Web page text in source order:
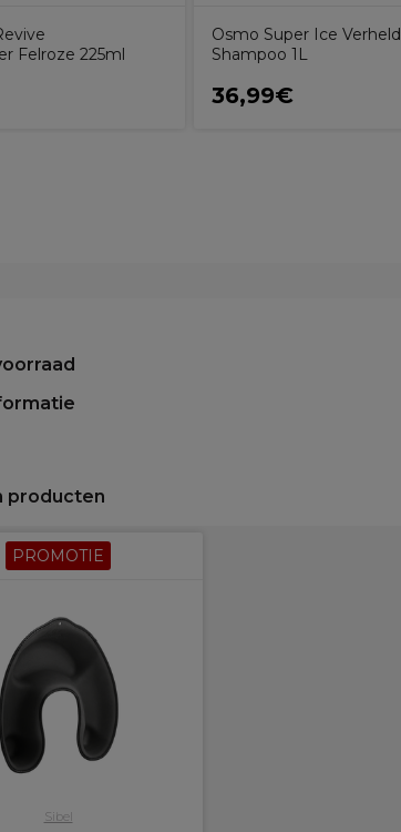
Felroze 225ml
Osmo Super Ice
Shampoo 1L
36,99€
producten
PROMOTIE
Sibel